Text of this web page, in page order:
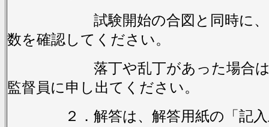
試験開始の合図と同時に、問
数を確認してください。
落丁や乱丁があった場合は、
監督員に申し出てください。
２．解答は、解答用紙の「記入